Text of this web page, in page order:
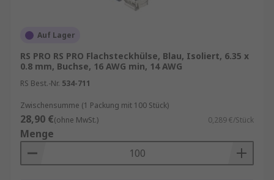
Auf Lager
RS PRO RS PRO Flachsteckhülse, Blau, Isoliert, 6.35 x
0.8 mm, Buchse, 16 AWG min, 14 AWG
RS Best.-Nr. 534-711
Zwischensumme (1 Packung mit 100 Stück)
28,90 €(ohne MwSt.) 0,289 €/Stück
Menge